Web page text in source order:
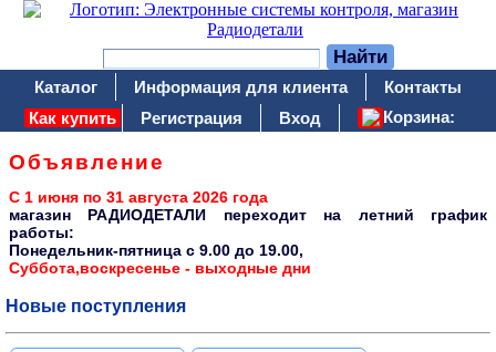
Каталог Информация для клиента
Контакты
Как купить
Регистрация Вход Корзина:
Объявление
С 1 июня по 31 августа 2026 года
магазин РАДИОДЕТАЛИ переходит на летний график
работы:
Понедельник-пятница c 9.00 до 19.00,
Суббота,воскресенье - выходные дни
Новые поступления